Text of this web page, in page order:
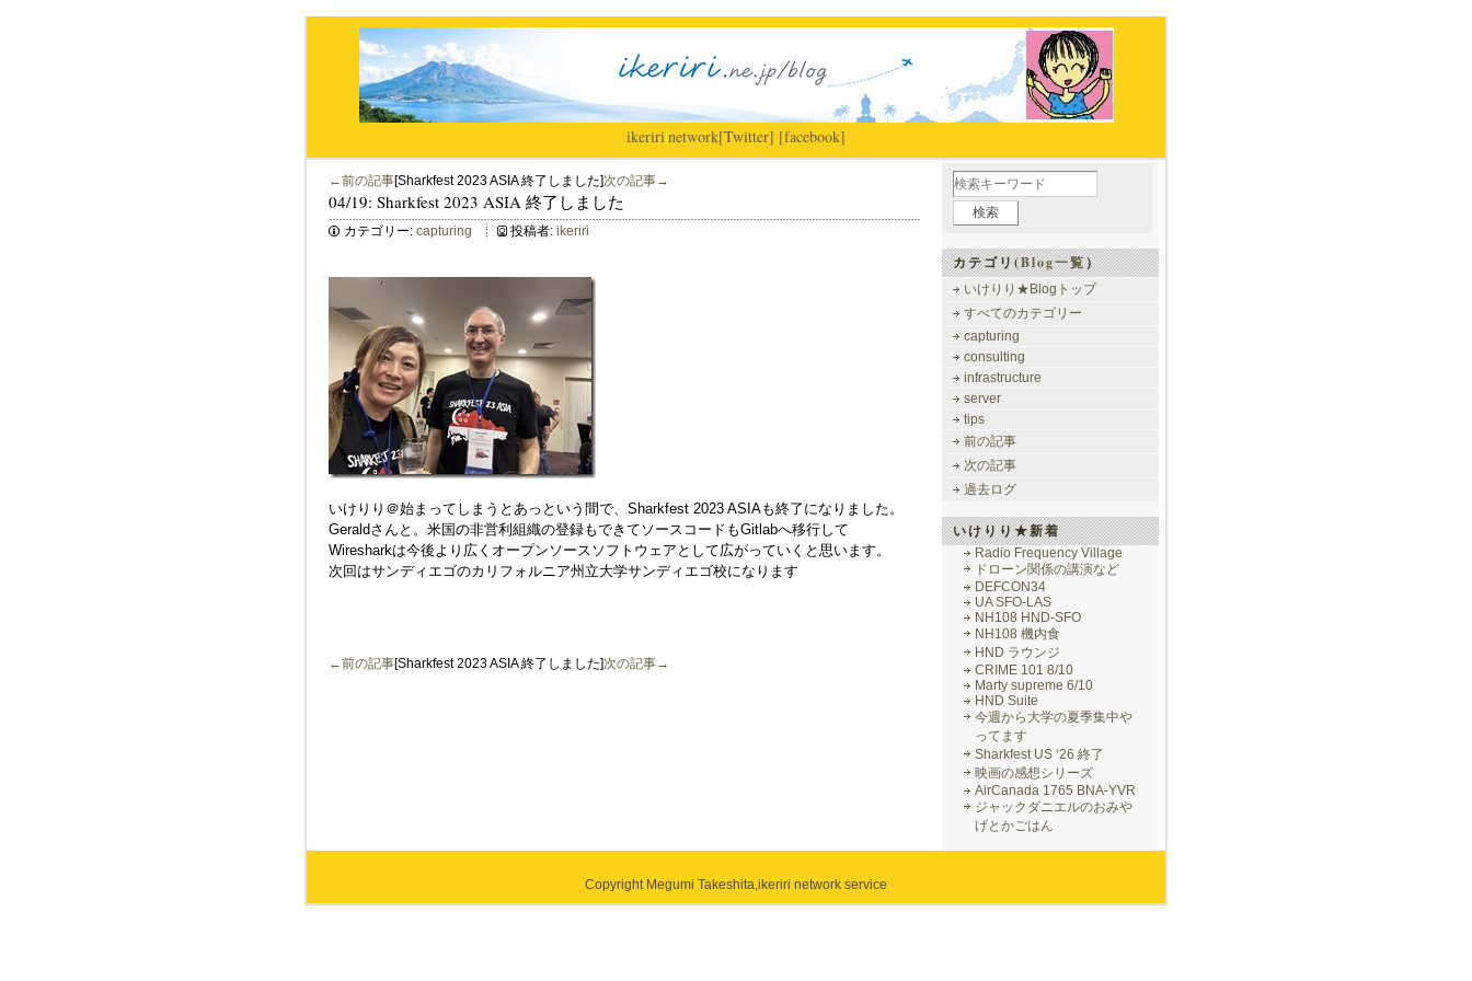
ikeriri|network[Twitter] [facebook]
←前の記事[Sharkfest 2023 ASIA 終了しました]次の記事→
04/19: Sharkfest 2023 ASIA 終了しました
カテゴリー: capturing 投稿者: ikeriri
いけりり＠始まってしまうとあっという間で、Sharkfest 2023 ASIAも終了になりました。
Geraldさんと。米国の非営利組織の登録もできてソースコードもGitlabへ移行して
Wiresharkは今後より広くオープンソースソフトウェアとして広がっていくと思います。
次回はサンディエゴのカリフォルニア州立大学サンディエゴ校になります
←前の記事[Sharkfest 2023 ASIA 終了しました]次の記事→
カテゴリ(Blog一覧）
いけりり★Blogトップ
すべてのカテゴリー
capturing
consulting
infrastructure
server
tips
前の記事
次の記事
過去ログ
いけりり★新着
Radio Frequency Village
ドローン関係の講演など
DEFCON34
UA SFO-LAS
NH108 HND-SFO
NH108 機内食
HND ラウンジ
CRIME 101 8/10
Marty supreme 6/10
HND Suite
今週から大学の夏季集中や
ってます
Sharkfest US ‘26 終了
映画の感想シリーズ
AirCanada 1765 BNA-YVR
ジャックダニエルのおみや
げとかごはん
Copyright Megumi Takeshita,ikeriri network service